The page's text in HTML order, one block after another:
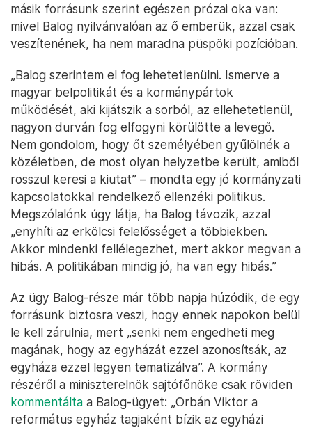
másik forrásunk szerint egészen prózai oka van:
mivel Balog nyilvánvalóan az ő emberük, azzal csak
veszítenének, ha nem maradna püspöki pozícióban.
„Balog szerintem el fog lehetetlenülni. Ismerve a
magyar belpolitikát és a kormánypártok
működését, aki kijátszik a sorból, az ellehetetlenül,
nagyon durván fog elfogyni körülötte a levegő.
Nem gondolom, hogy őt személyében gyűlölnék a
közéletben, de most olyan helyzetbe került, amiből
rosszul keresi a kiutat” – mondta egy jó kormányzati
kapcsolatokkal rendelkező ellenzéki politikus.
Megszólalónk úgy látja, ha Balog távozik, azzal
„enyhíti az erkölcsi felelősséget a többiekben.
Akkor mindenki fellélegezhet, mert akkor megvan a
hibás. A politikában mindig jó, ha van egy hibás.”
Az ügy Balog-része már több napja húzódik, de egy
forrásunk biztosra veszi, hogy ennek napokon belül
le kell zárulnia, mert „senki nem engedheti meg
magának, hogy az egyházát ezzel azonosítsák, az
egyháza ezzel legyen tematizálva”. A kormány
részéről a miniszterelnök sajtófőnöke csak röviden
kommentálta a Balog-ügyet: „Orbán Viktor a
református egyház tagjaként bízik az egyházi